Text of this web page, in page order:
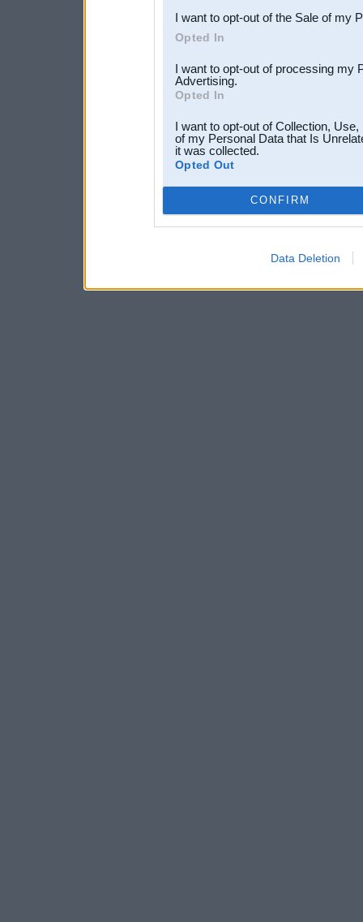
I want to opt-out of the Sale of my
Opted In
I want to opt-out of processing my
Advertising.
Opted In
I want to opt-out of Collection,
of my Personal Data that Is
it was collected.
Opted Out
CONFIRM
Data Deletion